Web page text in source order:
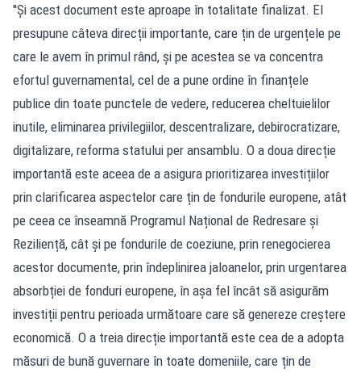
''Și acest document este aproape în totalitate finalizat. El
presupune câteva direcții importante, care țin de urgențele pe
care le avem în primul rând, și pe acestea se va concentra
efortul guvernamental, cel de a pune ordine în finanțele
publice din toate punctele de vedere, reducerea cheltuielilor
inutile, eliminarea privilegiilor, descentralizare, debirocratizare,
digitalizare, reforma statului per ansamblu. O a doua direcție
importantă este aceea de a asigura prioritizarea investițiilor
prin clarificarea aspectelor care țin de fondurile europene, atât
pe ceea ce înseamnă Programul Național de Redresare și
Reziliență, cât și pe fondurile de coeziune, prin renegocierea
acestor documente, prin îndeplinirea jaloanelor, prin urgentarea
absorbției de fonduri europene, în așa fel încât să asigurăm
investiții pentru perioada următoare care să genereze creștere
economică. O a treia direcție importantă este cea de a adopta
măsuri de bună guvernare în toate domeniile, care țin de